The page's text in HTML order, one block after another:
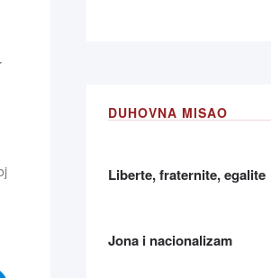
DUHOVNA MISAO
Liberte, fraternite, egalite
Jona i nacionalizam